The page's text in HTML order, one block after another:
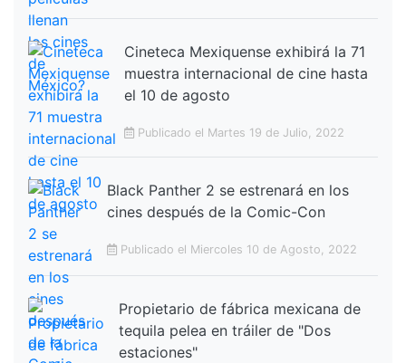
Cineteca Mexiquense exhibirá la 71
muestra internacional de cine hasta
el 10 de agosto
Publicado el Martes 19 de Julio, 2022
Black Panther 2 se estrenará en los
cines después de la Comic-Con
Publicado el Miercoles 10 de Agosto, 2022
Propietario de fábrica mexicana de
tequila pelea en tráiler de "Dos
estaciones"